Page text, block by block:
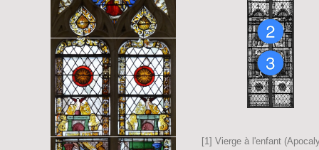
[1] Vierge à l'enfant